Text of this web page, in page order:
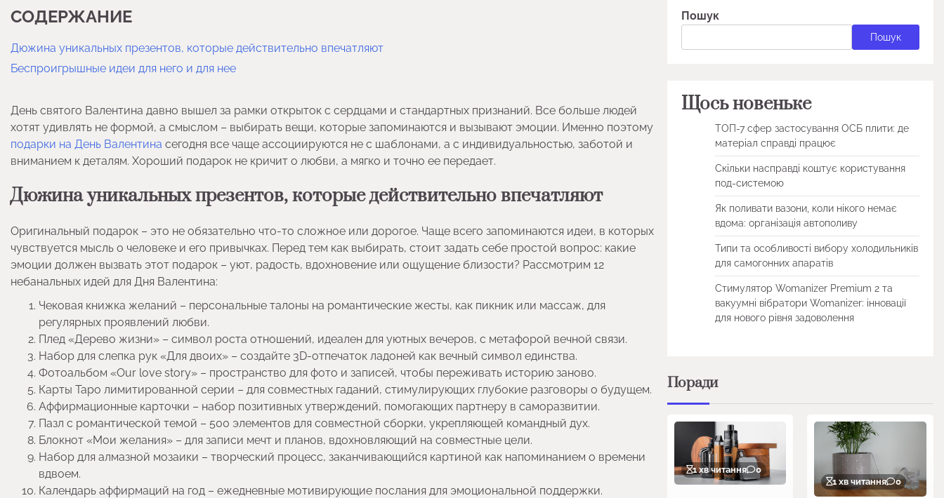
СОДЕРЖАНИЕ
Дюжина уникальных презентов, которые действительно впечатляют
Беспроигрышные идеи для него и для нее
День святого Валентина давно вышел за рамки открыток с сердцами и стандартных признаний. Все больше людей
хотят удивлять не формой, а смыслом – выбирать вещи, которые запоминаются и вызывают эмоции. Именно поэтому
подарки на День Валентина сегодня все чаще ассоциируются не с шаблонами, а с индивидуальностью, заботой и
вниманием к деталям. Хороший подарок не кричит о любви, а мягко и точно ее передает.
Дюжина уникальных презентов, которые действительно впечатляют
Оригинальный подарок – это не обязательно что-то сложное или дорогое. Чаще всего запоминаются идеи, в которых
чувствуется мысль о человеке и его привычках. Перед тем как выбирать, стоит задать себе простой вопрос: какие
эмоции должен вызвать этот подарок – уют, радость, вдохновение или ощущение близости? Рассмотрим 12
небанальных идей для Дня Валентина:
Чековая книжка желаний – персональные талоны на романтические жесты, как пикник или массаж, для
регулярных проявлений любви.
Плед «Дерево жизни» – символ роста отношений, идеален для уютных вечеров, с метафорой вечной связи.
Набор для слепка рук «Для двоих» – создайте 3D-отпечаток ладоней как вечный символ единства.
Фотоальбом «Our love story» – пространство для фото и записей, чтобы переживать историю заново.
Карты Таро лимитированной серии – для совместных гаданий, стимулирующих глубокие разговоры о будущем.
Аффирмационные карточки – набор позитивных утверждений, помогающих партнеру в саморазвитии.
Пазл с романтической темой – 500 элементов для совместной сборки, укрепляющей командный дух.
Блокнот «Мои желания» – для записи мечт и планов, вдохновляющий на совместные цели.
Набор для алмазной мозаики – творческий процесс, заканчивающийся картиной как напоминанием о времени
вдвоем.
Календарь аффирмаций на год – ежедневные мотивирующие послания для эмоциональной поддержки.
Пошук
Пошук
Щось новеньке
ТОП-7 сфер застосування ОСБ плити: де
матеріал справді працює
Скільки насправді коштує користування
под-системою
Як поливати вазони, коли нікого немає
вдома: організація автополиву
Типи та особливості вибору холодильників
для самогонних апаратів
Стимулятор Womanizer Premium 2 та
вакуумні вібратори Womanizer: інновації
для нового рівня задоволення
Поради
1 хв читання 0
1 хв читання 0